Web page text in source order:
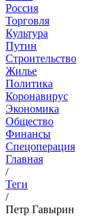
Россия
Торговля
Культура
Путин
Строительство
Жилье
Политика
Коронавирус
Экономика
Общество
Финансы
Спецоперация
Главная
/
Теги
/
Петр Гавырин